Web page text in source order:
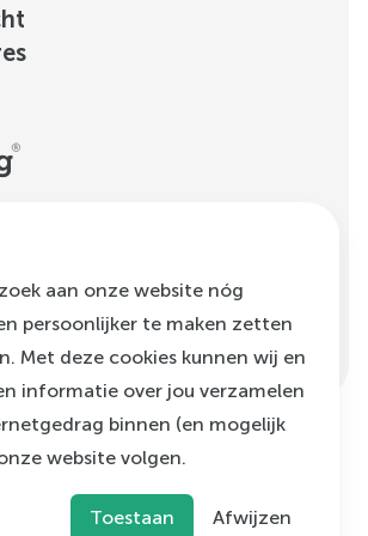
,2026
beleidKlachtenregeling
aan onze website nóg
persoonlijker te maken zetten
Met deze cookies kunnen wij en
informatie over jou verzamelen
binnen (en mogelijk
website volgen.
Toestaan Afwijzen